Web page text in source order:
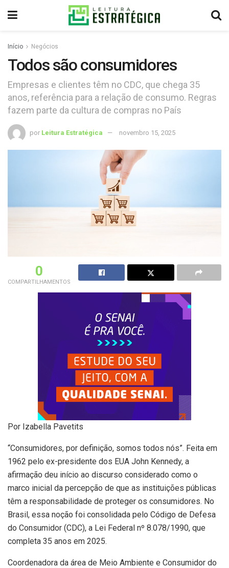
Início Negócios
Todos são consumidores
Empresas e clientes têm no CDC, que chega 35
anos, referência para a relação de consumo. Regras
fazem parte da cultura de compras no País
por Leitura Estratégica novembro 15, 2025
0
COMPARTILHAMENTOS
Por Izabella Pavetits
“Consumidores, por definição, somos todos nós”. Feita em
1962 pelo ex-presidente dos EUA John Kennedy, a
afirmação deu início ao discurso considerado como o
marco inicial da percepção de que as instituições públicas
têm a responsabilidade de proteger os consumidores. No
Brasil, essa noção foi consolidada pelo Código de Defesa
do Consumidor (CDC), a Lei Federal nº 8.078/1990, que
completa 35 anos em 2025.
Coordenadora da área de Meio Ambiente e Consumidor do